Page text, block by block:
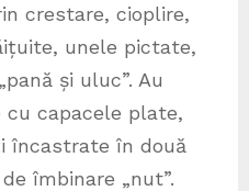
crestare, cioplire,
unele pictate,
și uluc”. Au
cu capacele plate,
încastrate în două
îmbinare „nut”.